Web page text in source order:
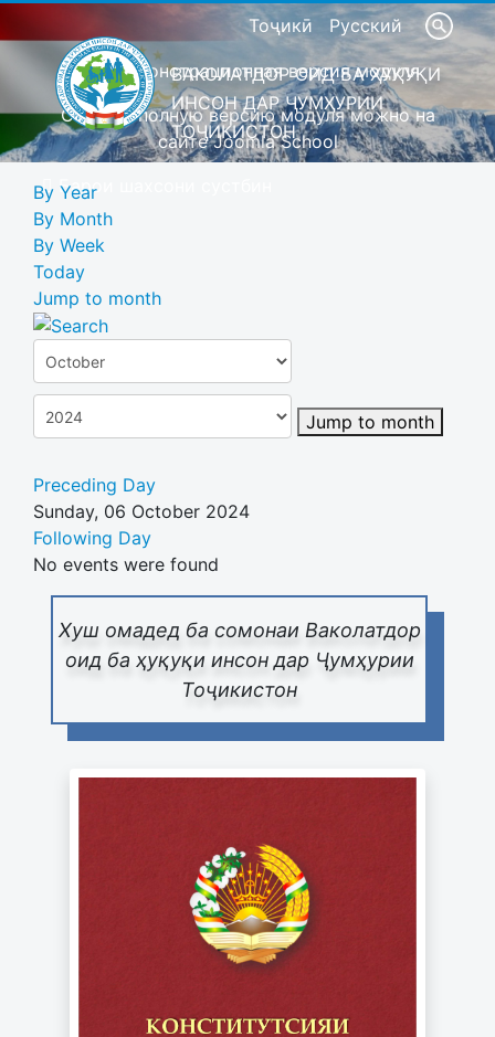
Тоҷикӣ Русский
Это демонстрационная версия модуля
Скачать полную версию модуля можно на
сайте Joomla School
Барои шахсони сустбин
ВАКОЛАТДОР ОИД БА ҲУҚУҚИ
ИНСОН ДАР ҶУМҲУРИИ
ТОҶИКИСТОН
Хуш омадед ба сомонаи Ваколатдор
оид ба ҳуқуқи инсон дар Ҷумҳурии
Тоҷикистон
By Year
By Month
By Week
Today
Jump to month
Jump to month
Preceding Day
Sunday, 06 October 2024
Following Day
No events were found